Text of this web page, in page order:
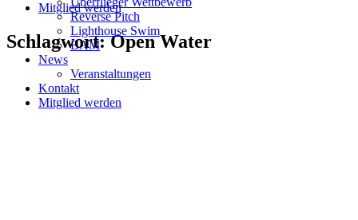
Reverse Pitch
Lighthouse Swim
BAM
News
Veranstaltungen
Kontakt
Mitglied werden
Mitglied werden
Schlagwort: Open Water